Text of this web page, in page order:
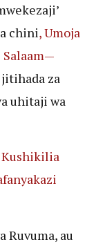
chini, Umoja
Salaam—
za
uhitaji wa
Kushikilia
Ruvuma, au